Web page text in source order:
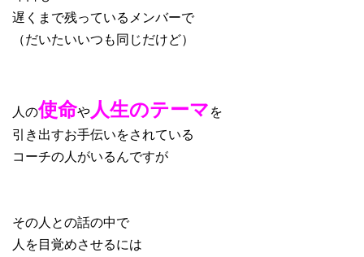
遅くまで残っているメンバーで
（だいたいいつも同じだけど）
人の使命や人生のテーマを
引き出すお手伝いをされている
コーチの人がいるんですが
その人との話の中で
人を目覚めさせるには